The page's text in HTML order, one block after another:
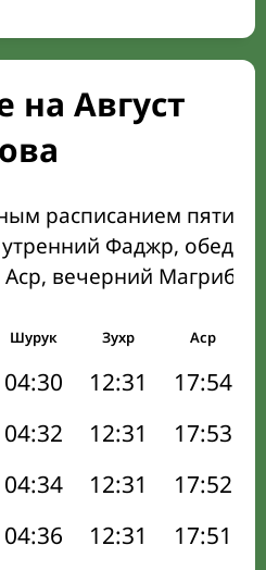
на Август
расписанием пяти
Фаджр,
вечерний Магриб
Шурук Зухр Аср
04:30 12:31 17:54
04:32 12:31 17:53
04:34 12:31 17:52
04:36 12:31 17:51